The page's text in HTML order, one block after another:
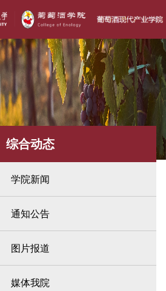
综合动态
学院新闻
通知公告
图片报道
媒体我院